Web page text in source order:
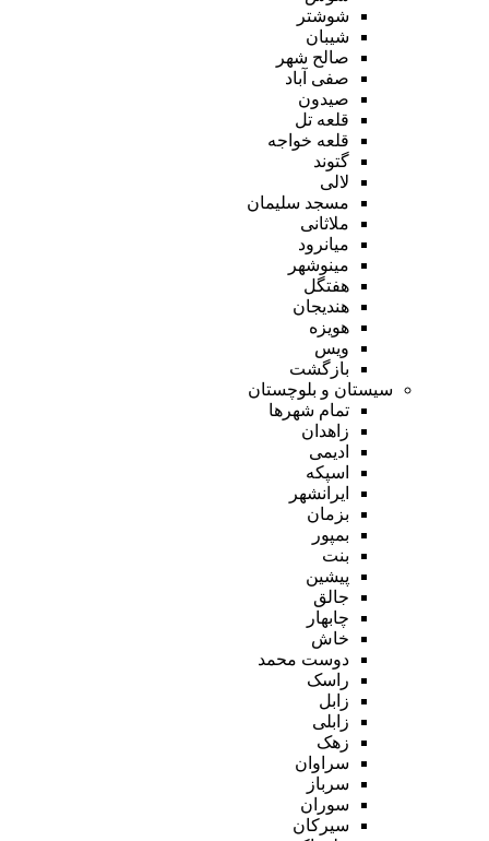
شوشتر
شیبان
صالح شهر
صفی آباد
صیدون
قلعه تل
قلعه خواجه
گتوند
لالی
مسجد سلیمان
ملاثانی
میانرود
مینوشهر
هفتگل
هندیجان
هویزه
ویس
بازگشت
سیستان و بلوچستان
تمام شهر‌ها
زاهدان
ادیمی
اسپکه
ایرانشهر
بزمان
بمپور
بنت
پیشین
جالق
چابهار
خاش
دوست محمد
راسک
زابل
زابلی
زهک
سراوان
سرباز
سوران
سیرکان